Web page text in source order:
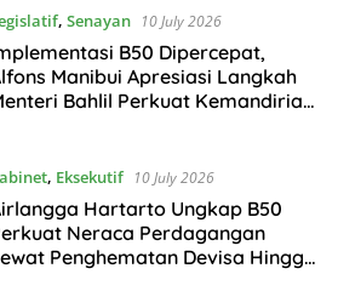
, Senayan 10 July 2026
B50 Dipercepat,
Manibui Apresiasi Langkah
Bahlil Perkuat Kemandirian
, Eksekutif 10 July 2026
Hartarto Ungkap B50
Neraca Perdagangan
Penghematan Devisa Hingga